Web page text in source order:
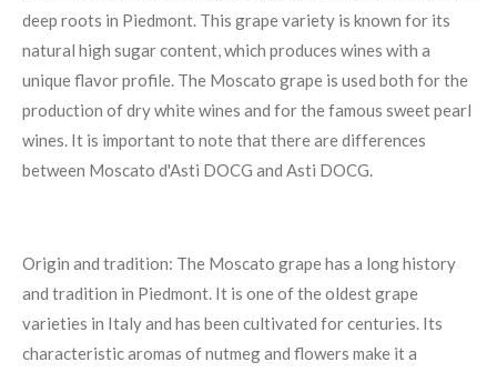
deep roots in Piedmont. This grape variety is known for its
natural high sugar content, which produces wines with a
unique flavor profile. The Moscato grape is used both for the
production of dry white wines and for the famous sweet pearl
wines. It is important to note that there are differences
between Moscato d'Asti DOCG and Asti DOCG.
Origin and tradition: The Moscato grape has a long history
and tradition in Piedmont. It is one of the oldest grape
varieties in Italy and has been cultivated for centuries. Its
characteristic aromas of nutmeg and flowers make it a